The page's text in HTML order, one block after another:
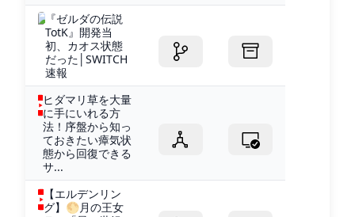
『ゼルダの伝説
TotK』開発当
初、カオス状態
だった│SWITCH
速報
ヒダマリ草を大量
に手にいれる方
法！序盤から知っ
ておきたい瘴気状
態から回復できる
サ...
【エルデンリン
グ】🌕月の王女